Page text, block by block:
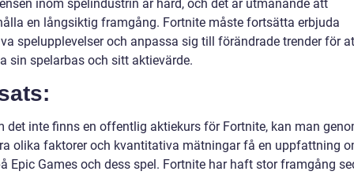
inom spelindustrin är hård, och det är utmanande att
en långsiktig framgång. Fortnite måste fortsätta erbjuda
spelupplevelser och anpassa sig till förändrade trender för
sin spelarbas och sitt aktievärde.
det inte finns en offentlig aktiekurs för Fortnite, kan man
olika faktorer och kvantitativa mätningar få en uppfattning
Epic Games och dess spel. Fortnite har haft stor framgång